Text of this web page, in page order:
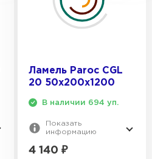
Ламель Paroc CGL
20 50х200х1200
В наличии 694 уп.
Показать
информацию
4 140 ₽